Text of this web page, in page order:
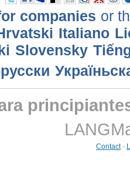
companies or
Italiano
Slovensky
Contact-